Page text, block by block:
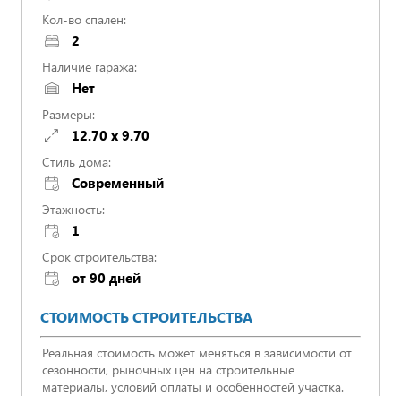
Кол-во спален:
2
Наличие гаража:
Нет
Размеры:
12.70 x 9.70
Стиль дома:
Cовременный
Этажность:
1
Срок строительства:
от 90 дней
СТОИМОСТЬ СТРОИТЕЛЬСТВА
Реальная стоимость может меняться в зависимости от
сезонности, рыночных цен на строительные
материалы, условий оплаты и особенностей участка.